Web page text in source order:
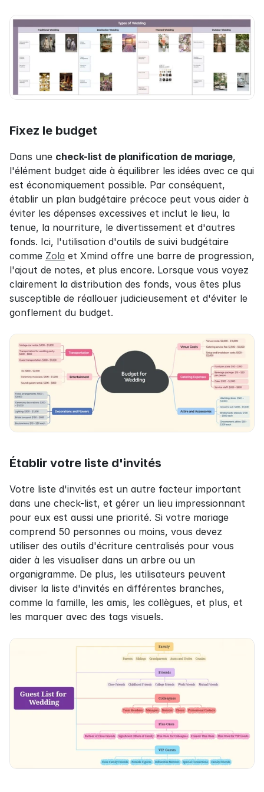
Fixez le budget
Dans une check-list de planification de mariage,
l'élément budget aide à équilibrer les idées avec ce qui
est économiquement possible. Par conséquent,
établir un plan budgétaire précoce peut vous aider à
éviter les dépenses excessives et inclut le lieu, la
tenue, la nourriture, le divertissement et d'autres
fonds. Ici, l'utilisation d'outils de suivi budgétaire
comme Zola et Xmind offre une barre de progression,
l'ajout de notes, et plus encore. Lorsque vous voyez
clairement la distribution des fonds, vous êtes plus
susceptible de réallouer judicieusement et d'éviter le
gonflement du budget.
Établir votre liste d'invités
Votre liste d'invités est un autre facteur important
dans une check-list, et gérer un lieu impressionnant
pour eux est aussi une priorité. Si votre mariage
comprend 50 personnes ou moins, vous devez
utiliser des outils d'écriture centralisés pour vous
aider à les visualiser dans un arbre ou un
organigramme. De plus, les utilisateurs peuvent
diviser la liste d'invités en différentes branches,
comme la famille, les amis, les collègues, et plus, et
les marquer avec des tags visuels.